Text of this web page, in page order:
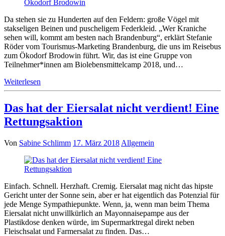
Da stehen sie zu Hunderten auf den Feldern: große Vögel mit
stakseligen Beinen und puscheligem Federkleid. „Wer Kraniche
sehen will, kommt am besten nach Brandenburg“, erklärt Stefanie
Röder vom Tourismus-Marketing Brandenburg, die uns im Reisebus
zum Ökodorf Brodowin führt. Wir, das ist eine Gruppe von
Teilnehmer*innen am Biolebensmittelcamp 2018, und…
Weiterlesen
Das hat der Eiersalat nicht verdient! Eine
Rettungsaktion
Von Sabine Schlimm 17. März 2018 Allgemein
Einfach. Schnell. Herzhaft. Cremig. Eiersalat mag nicht das hipste
Gericht unter der Sonne sein, aber er hat eigentlich das Potenzial für
jede Menge Sympathiepunkte. Wenn, ja, wenn man beim Thema
Eiersalat nicht unwillkürlich an Mayonnaisepampe aus der
Plastikdose denken würde, im Supermarktregal direkt neben
Fleischsalat und Farmersalat zu finden. Das…